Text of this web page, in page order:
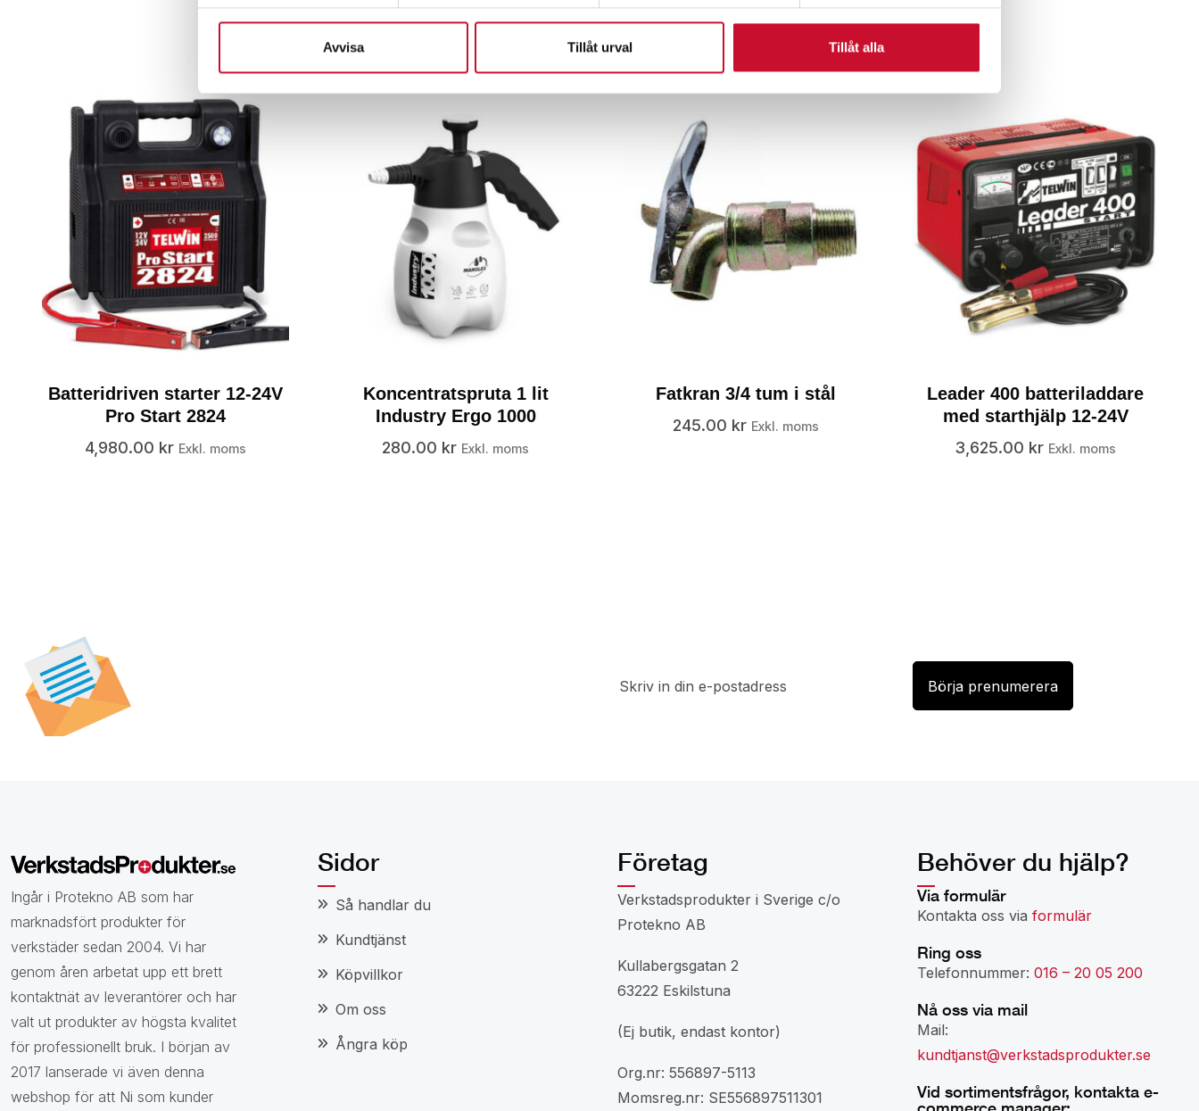
Avvisa Tillåt urval Tillåt alla
Relaterade produkter
Batteridriven starter 12-24V
Pro Start 2824
4,980.00 kr Exkl. moms
Koncentratspruta 1 lit
Industry Ergo 1000
280.00 kr Exkl. moms
Fatkran 3/4 tum i stål
245.00 kr Exkl. moms
Leader 400 batteriladdare
med starthjälp 12-24V
3,625.00 kr Exkl. moms
Ingår i Protekno AB som har
marknadsfört produkter för
verkstäder sedan 2004. Vi har
genom åren arbetat upp ett brett
kontaktnät av leverantörer och har
valt ut produkter av högsta kvalitet
för professionellt bruk. I början av
2017 lanserade vi även denna
webshop för att Ni som kunder
Sidor
Så handlar du
Kundtjänst
Köpvillkor
Om oss
Ångra köp
Företag
Verkstadsprodukter i Sverige c/o
Protekno AB
Kullabergsgatan 2
63222 Eskilstuna
(Ej butik, endast kontor)
Org.nr: 556897-5113
Momsreg.nr: SE556897511301
Behöver du hjälp?
Via formulär
Kontakta oss via formulär
Ring oss
Telefonnummer: 016 – 20 05 200
Nå oss via mail
Mail:
kundtjanst@verkstadsprodukter.se
Vid sortimentsfrågor, kontakta e-